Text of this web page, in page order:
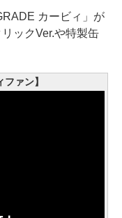
カービィ」が
ックVer.や特製缶
ァン】